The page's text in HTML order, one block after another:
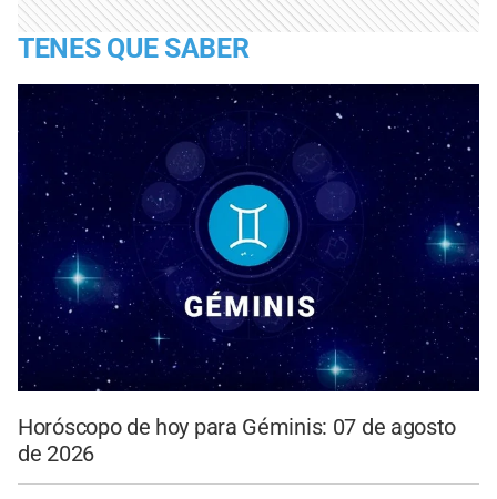
TENES QUE SABER
Horóscopo de hoy para Géminis: 07 de agosto
de 2026